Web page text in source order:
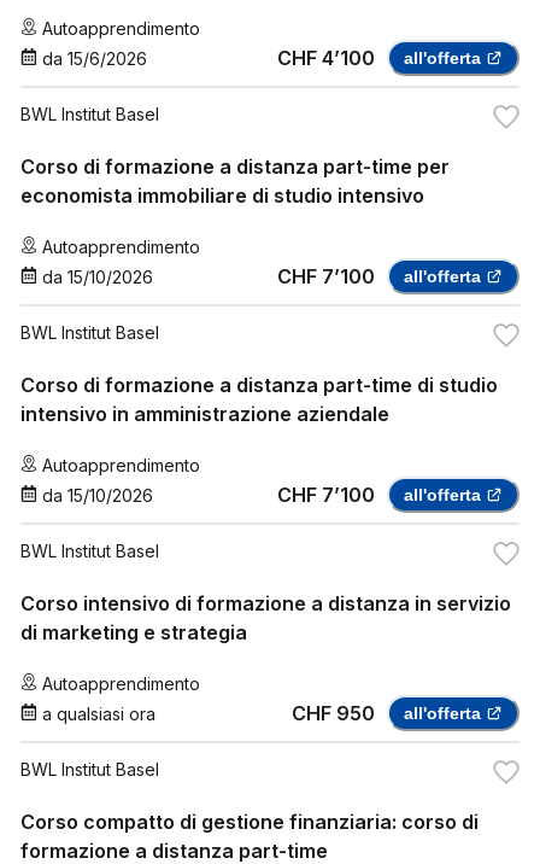
Autoapprendimento
da 15/6/2026 CHF 4’100 all'offerta
BWL Institut Basel
Corso di formazione a distanza part-time per
economista immobiliare di studio intensivo
Autoapprendimento
da 15/10/2026 CHF 7’100 all'offerta
BWL Institut Basel
Corso di formazione a distanza part-time di studio
intensivo in amministrazione aziendale
Autoapprendimento
da 15/10/2026 CHF 7’100 all'offerta
BWL Institut Basel
Corso intensivo di formazione a distanza in servizio
di marketing e strategia
Autoapprendimento
a qualsiasi ora
CHF 950 all'offerta
BWL Institut Basel
Corso compatto di gestione finanziaria: corso di
formazione a distanza part-time